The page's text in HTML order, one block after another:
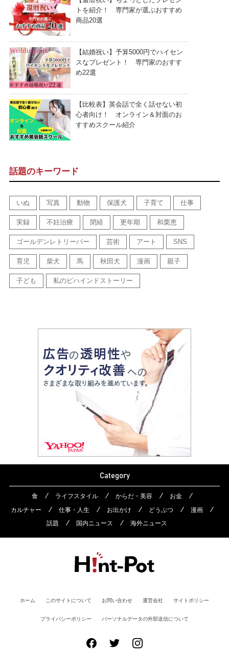
トを紹介！ 専門家が選ぶおすすめ
商品20選
【結婚祝い】予算5000円でハイセン
スなプレゼント！ 専門家のおすす
め22選
【比較表】英会話で全く話せない初
心者向け！ オンライン＆対面のお
すすめスクール紹介
話題のキーワード
いぬ 写真 動物 保護犬 子育て 仕事
実録 不妊治療 閉経 更年期 和栗恵
ゴールデンレトリーバー 芸術 アート SNS
育児 柴犬 馬 秋田犬 漫画 親子
子ども 私のビハインドストーリー
Category
食 ライフスタイル からだ・美容
お金
カルチャー
仕事・人生 お出かけ どうぶつ
漫画
話題
国内ニュース 海外ニュース
ホーム このサイトについて お問い合わせ 運営会社 サイトポリシー
プライバシーポリシー パーソナルデータの外部送信について